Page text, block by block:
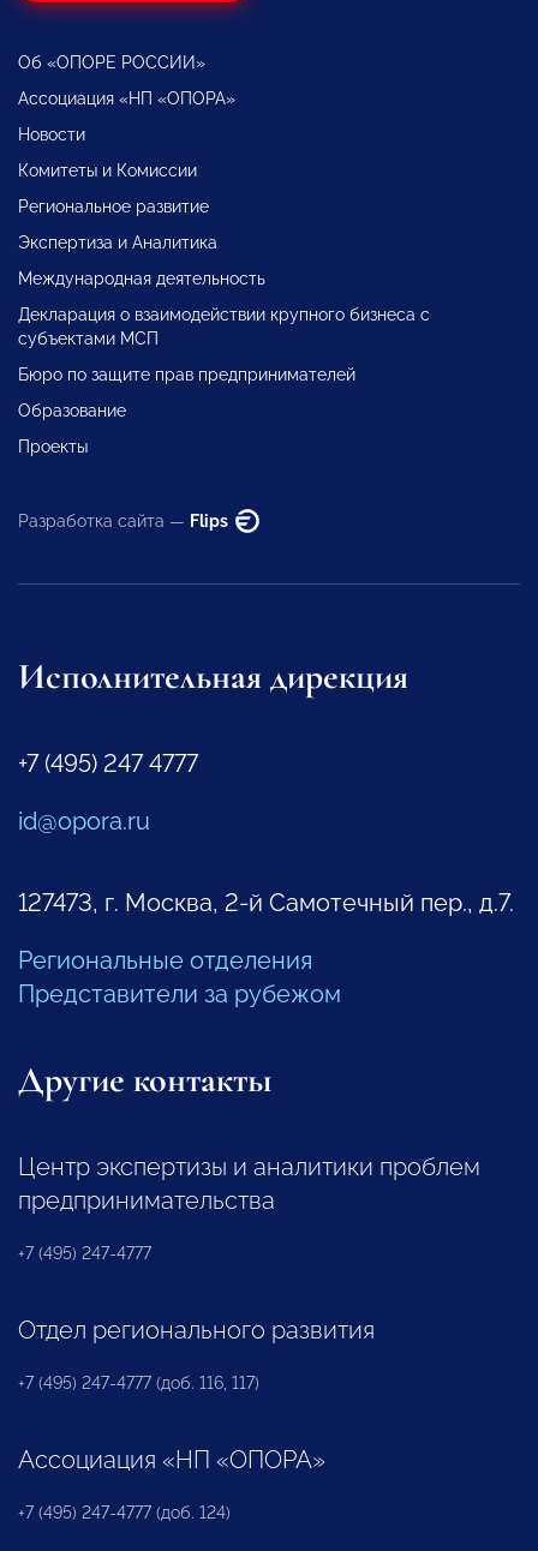
Об «ОПОРЕ РОССИИ»
Ассоциация «НП «ОПОРА»
Новости
Комитеты и Комиссии
Региональное развитие
Экспертиза и Аналитика
Международная деятельность
Декларация о взаимодействии крупного бизнеса с
субъектами МСП
Бюро по защите прав предпринимателей
Образование
Проекты
Разработка сайта — Flips
Исполнительная дирекция
+7 (495) 247 4777
id@opora.ru
127473, г. Москва, 2-й Самотечный пер., д.7.
Региональные отделения
Представители за рубежом
Другие контакты
Центр экспертизы и аналитики проблем
предпринимательства
+7 (495) 247-4777
Отдел регионального развития
+7 (495) 247-4777 (доб. 116, 117)
Ассоциация «НП «ОПОРА»
+7 (495) 247-4777 (доб. 124)